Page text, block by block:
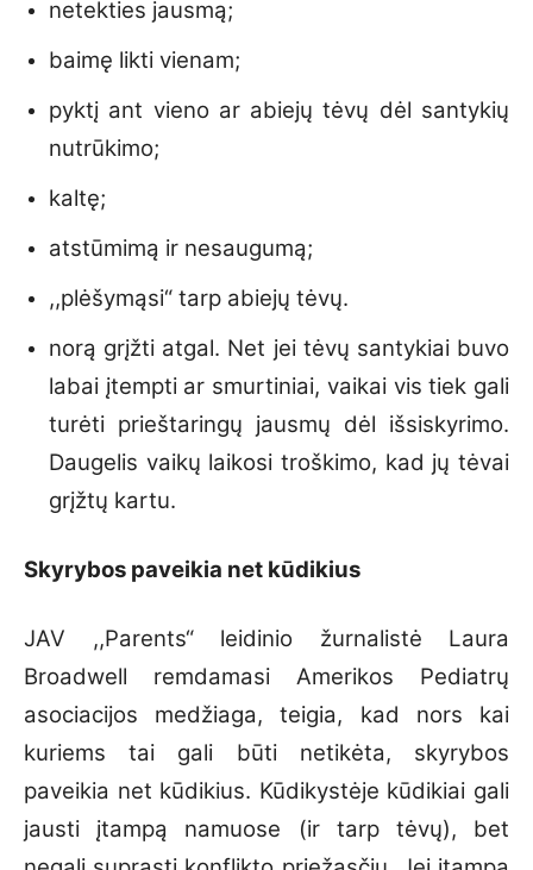
netekties jausmą;
baimę likti vienam;
pyktį ant vieno ar abiejų tėvų dėl santykių
nutrūkimo;
kaltę;
atstūmimą ir nesaugumą;
,,plėšymąsi“ tarp abiejų tėvų.
norą grįžti atgal. Net jei tėvų santykiai buvo
labai įtempti ar smurtiniai, vaikai vis tiek gali
turėti prieštaringų jausmų dėl išsiskyrimo.
Daugelis vaikų laikosi troškimo, kad jų tėvai
grįžtų kartu.
Skyrybos paveikia net kūdikius
JAV ,,Parents“ leidinio žurnalistė Laura
Broadwell remdamasi Amerikos Pediatrų
asociacijos medžiaga, teigia, kad nors kai
kuriems tai gali būti netikėta, skyrybos
paveikia net kūdikius. Kūdikystėje kūdikiai gali
jausti įtampą namuose (ir tarp tėvų), bet